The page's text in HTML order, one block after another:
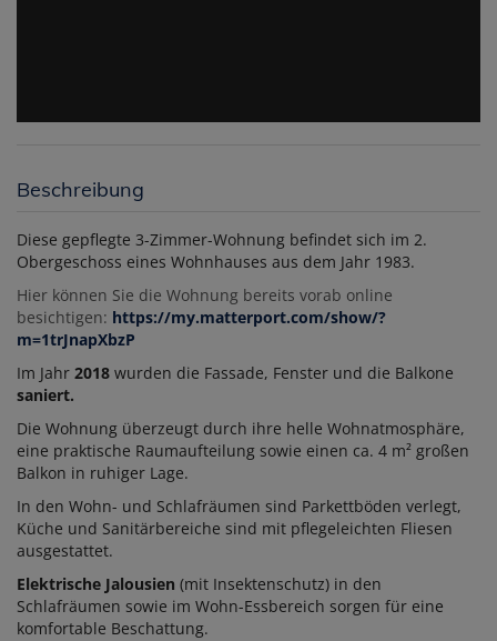
Beschreibung
Diese gepflegte 3-Zimmer-Wohnung befindet sich im 2.
Obergeschoss eines Wohnhauses aus dem Jahr 1983.
Hier können Sie die Wohnung bereits vorab online
besichtigen: https://my.matterport.com/show/?
m=1trJnapXbzP
Im Jahr 2018 wurden die Fassade, Fenster und die Balkone
saniert.
Die Wohnung überzeugt durch ihre helle Wohnatmosphäre,
eine praktische Raumaufteilung sowie einen ca. 4 m² großen
Balkon in ruhiger Lage.
In den Wohn- und Schlafräumen sind Parkettböden verlegt,
Küche und Sanitärbereiche sind mit pflegeleichten Fliesen
ausgestattet.
Elektrische Jalousien (mit Insektenschutz) in den
Schlafräumen sowie im Wohn-Essbereich sorgen für eine
komfortable Beschattung.